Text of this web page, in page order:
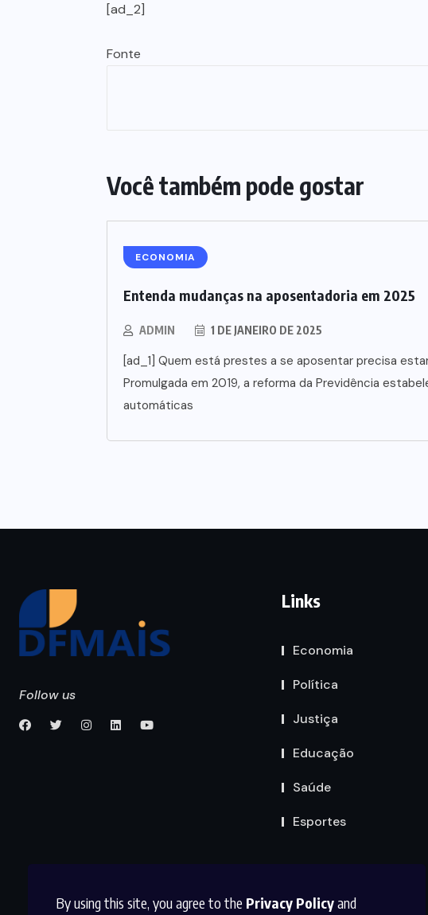
By using this site, you agree to the Privacy Policyand
[ad_2]
Fonte
Você também pode gostar
ECONOMIA
Entenda mudanças na aposentadoria em 2025
ADMIN 1 DE JANEIRO DE 2025
[ad_1] Quem está prestes a se aposentar precisa
Promulgada em 2019, a reforma da Previdência
automáticas
Follow us
Links
Economia
Política
Justiça
Educação
Saúde
Esportes